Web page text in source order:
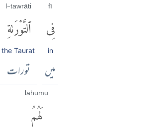
fī
فِى
in
میں
l-tawrāti
ٱلتَّوْرَىٰةِ
the Taurat
تورات
lahumu
لَهُمُ